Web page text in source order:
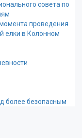
совета по
проведения
елки в Колонном
более безопасным